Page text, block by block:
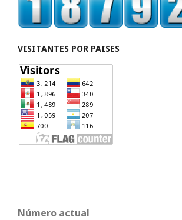
VISITANTES POR PAISES
Número actual